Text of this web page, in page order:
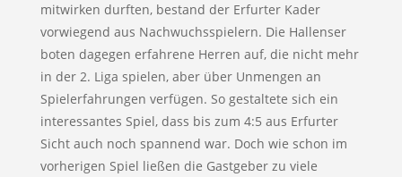
mitwirken durften, bestand der Erfurter Kader
vorwiegend aus Nachwuchsspielern. Die Hallenser
boten dagegen erfahrene Herren auf, die nicht mehr
in der 2. Liga spielen, aber über Unmengen an
Spielerfahrungen verfügen. So gestaltete sich ein
interessantes Spiel, dass bis zum 4:5 aus Erfurter
Sicht auch noch spannend war. Doch wie schon im
vorherigen Spiel ließen die Gastgeber zu viele